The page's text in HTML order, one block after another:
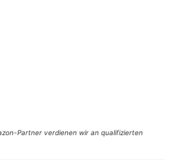
Partner verdienen wir an qualifizierten